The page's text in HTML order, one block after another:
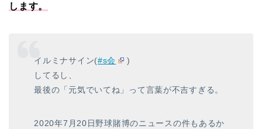
します。
イルミナサイン(#s会
)
してるし、
最後の「元気でいてね」って言葉が不吉すぎる。
2020年7月20日野球賭博のニュースの件もあるか